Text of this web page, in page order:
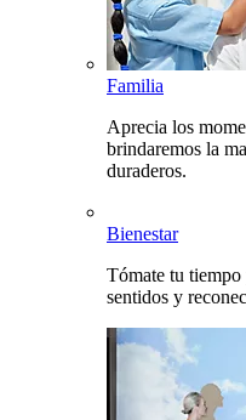
Familia
Aprecia los
brindaremos la
duraderos.
Bienestar
Tómate tu tiempo
sentidos y